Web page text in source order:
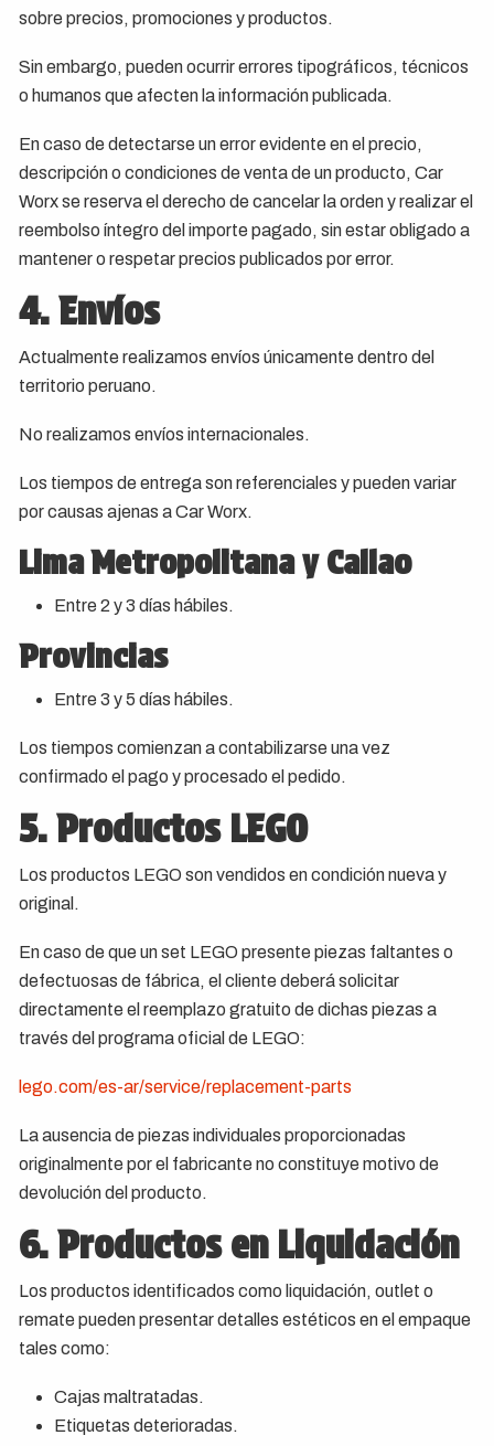
sobre precios, promociones y productos.
Sin embargo, pueden ocurrir errores tipográficos, técnicos
o humanos que afecten la información publicada.
En caso de detectarse un error evidente en el precio,
descripción o condiciones de venta de un producto, Car
Worx se reserva el derecho de cancelar la orden y realizar el
reembolso íntegro del importe pagado, sin estar obligado a
mantener o respetar precios publicados por error.
4. Envíos
Actualmente realizamos envíos únicamente dentro del
territorio peruano.
No realizamos envíos internacionales.
Los tiempos de entrega son referenciales y pueden variar
por causas ajenas a Car Worx.
Lima Metropolitana y Callao
Entre 2 y 3 días hábiles.
Provincias
Entre 3 y 5 días hábiles.
Los tiempos comienzan a contabilizarse una vez
confirmado el pago y procesado el pedido.
5. Productos LEGO
Los productos LEGO son vendidos en condición nueva y
original.
En caso de que un set LEGO presente piezas faltantes o
defectuosas de fábrica, el cliente deberá solicitar
directamente el reemplazo gratuito de dichas piezas a
través del programa oficial de LEGO:
lego.com/es-ar/service/replacement-parts
La ausencia de piezas individuales proporcionadas
originalmente por el fabricante no constituye motivo de
devolución del producto.
6. Productos en Liquidación
Los productos identificados como liquidación, outlet o
remate pueden presentar detalles estéticos en el empaque
tales como:
Cajas maltratadas.
Etiquetas deterioradas.